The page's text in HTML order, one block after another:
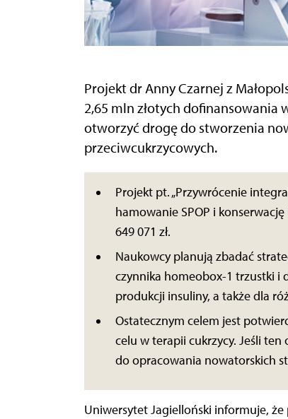
Projekt dr Anny Czarnej z
2,65 mln złotych dofinansowania
otworzyć drogę do stworzenia
przeciwcukrzycowych.
Projekt pt. „Przywrócenie
hamowanie SPOP i
649 071 zł.
Naukowcy planują zbadać
czynnika homeobox-1 trzustki i
produkcji insuliny, a także dla
Ostatecznym celem jest
celu w terapii cukrzycy. Jeśli
do opracowania nowatorskich
Uniwersytet Jagielloński informuje,